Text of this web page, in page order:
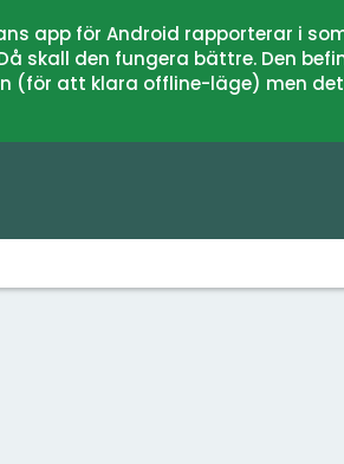
app för Android rapporterar i
skall den fungera bättre. Den
(för att klara offline-läge) men